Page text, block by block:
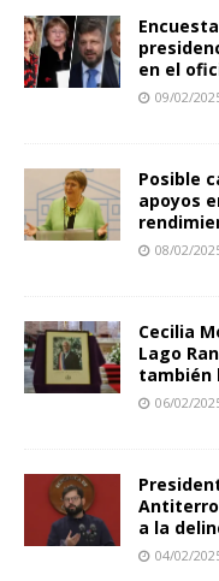
en el
09/02/
Posible
apoyos
08/02/
Cecilia
Lago
también
06/02/
a la
04/02/